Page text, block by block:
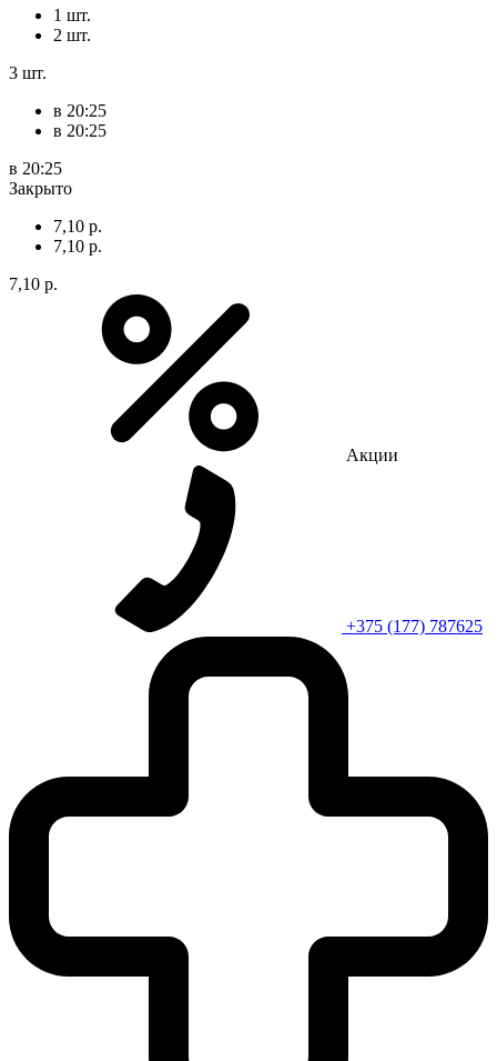
1 шт.
2 шт.
3 шт.
в 20:25
в 20:25
в 20:25
Закрыто
7,10 р.
7,10 р.
7,10 р.
Акции
+375 (177) 787625